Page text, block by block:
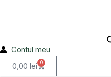
Contul meu
0,00 lei 0
Cart